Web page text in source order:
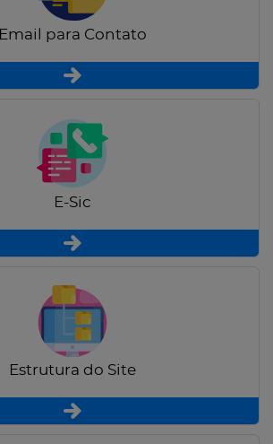
Email para Contato
E-Sic
Estrutura do Site